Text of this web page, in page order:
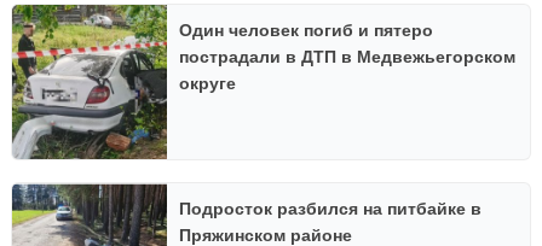
Один человек погиб и пятеро
пострадали в ДТП в Медвежьегорском
округе
Подросток разбился на питбайке в
Пряжинском районе